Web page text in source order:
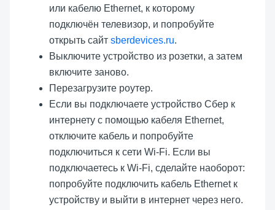
или кабелю Ethernet, к которому
подключён телевизор, и попробуйте
открыть сайт sberdevices.ru.
Выключите устройство из розетки, а затем
включите заново.
Перезагрузите роутер.
Если вы подключаете устройство Сбер к
интернету с помощью кабеля Ethernet,
отключите кабель и попробуйте
подключиться к сети Wi-Fi. Если вы
подключаетесь к Wi-Fi, сделайте наоборот:
попробуйте подключить кабель Ethernet к
устройству и выйти в интернет через него.